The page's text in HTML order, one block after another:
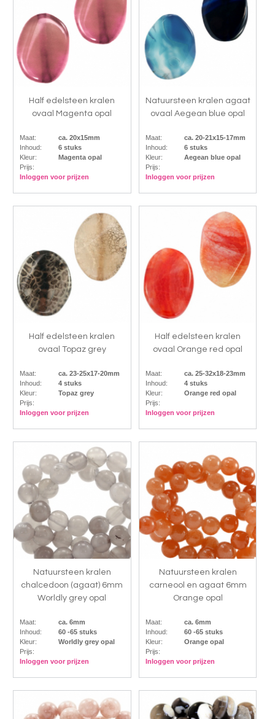
Half edelsteen kralen
ovaal Magenta opal
Maat:
ca. 20x15mm
Inhoud:
6 stuks
Kleur:
Magenta opal
Prijs:
Inloggen voor prijzen
Natuursteen kralen agaat
ovaal Aegean blue opal
Maat:
ca. 20-21x15-17mm
Inhoud:
6 stuks
Kleur:
Aegean blue opal
Prijs:
Inloggen voor prijzen
Half edelsteen kralen
ovaal Topaz grey
Maat:
ca. 23-25x17-20mm
Inhoud:
4 stuks
Kleur:
Topaz grey
Prijs:
Inloggen voor prijzen
Half edelsteen kralen
ovaal Orange red opal
Maat:
ca. 25-32x18-23mm
Inhoud:
4 stuks
Kleur:
Orange red opal
Prijs:
Inloggen voor prijzen
Natuursteen kralen
chalcedoon (agaat) 6mm
Worldly grey opal
Maat:
ca. 6mm
Inhoud:
60 -65 stuks
Kleur:
Worldly grey opal
Prijs:
Inloggen voor prijzen
Natuursteen kralen
carneool en agaat 6mm
Orange opal
Maat:
ca. 6mm
Inhoud:
60 -65 stuks
Kleur:
Orange opal
Prijs:
Inloggen voor prijzen